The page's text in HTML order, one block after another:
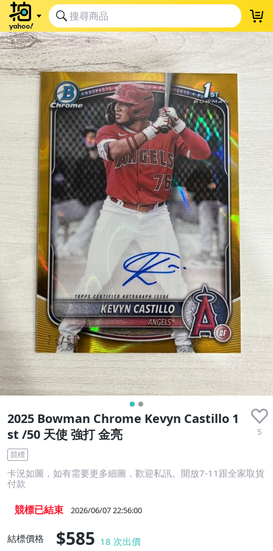
2025 Bowman Chrome Kevyn Castillo 1
st /50 天使 強打 金亮
5
競標
卡況如圖，如有需要更多細圖，歡迎私訊。開放7-11跟全家取貨
付款
競標已結束 2026/06/07 22:56:00
結標價格 $585 18 次出價